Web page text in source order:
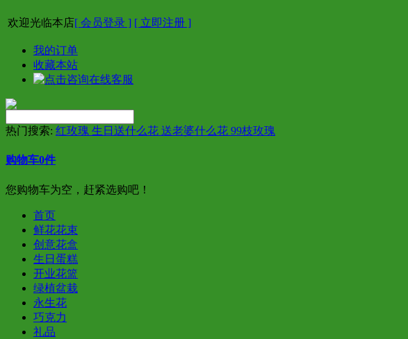
欢迎光临本店[ 会员登录 ] [ 立即注册 ]
我的订单
收藏本站
热门搜索: 红玫瑰 生日送什么花 送老婆什么花 99枝玫瑰
购物车0件
您购物车为空，赶紧选购吧！
首页
鲜花花束
创意花盒
生日蛋糕
开业花篮
绿植盆栽
永生花
巧克力
礼品